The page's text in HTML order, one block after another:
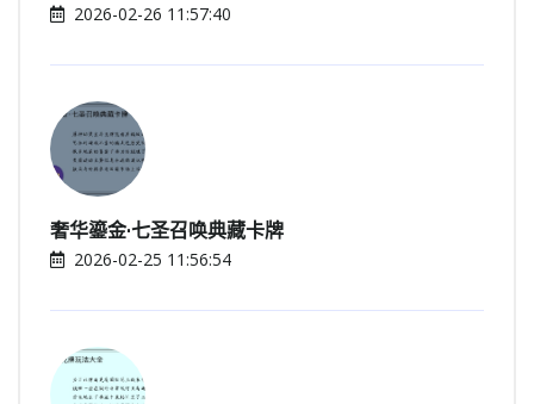
2026-02-26 11:57:40
奢华鎏金·七圣召唤典藏卡牌
2026-02-25 11:56:54